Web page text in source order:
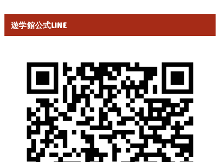
遊学館公式LINE